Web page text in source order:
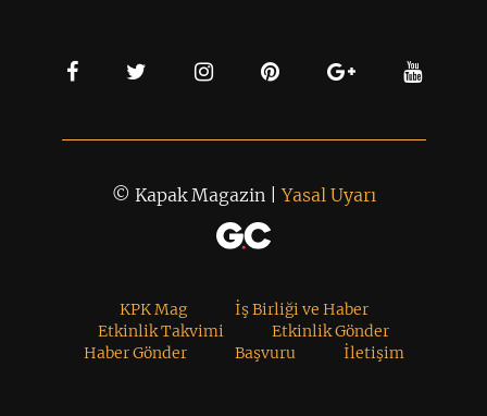
© Kapak Magazin |Yasal Uyarı
KPK Mag
İş Birliği ve Haber
Etkinlik Takvimi
Etkinlik Gönder
Haber Gönder
Başvuru İletişim